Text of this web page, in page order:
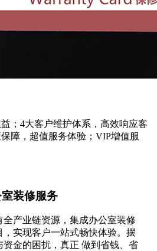
；4大客户维护体系，高效响应客
障，超值服务体验；VIP增值服
装修服务
产业链资源，集成办公室装修
实现客户一站式畅快体验。摆
资金的困扰，真正 做到省钱、省